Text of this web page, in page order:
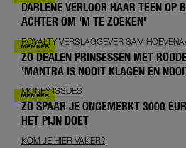
DARLENE VERLOOR HAAR TEEN OP
ACHTER OM 'M TE ZOEKEN'
ROYALTY VERSLAGGEVER SAM
ZO DEALEN PRINSESSEN MET
'MANTRA IS NOOIT KLAGEN EN
MONEY ISSUES
ZO SPAAR JE ONGEMERKT 3000
HET PIJN DOET
KOM JE HIER VAKER?